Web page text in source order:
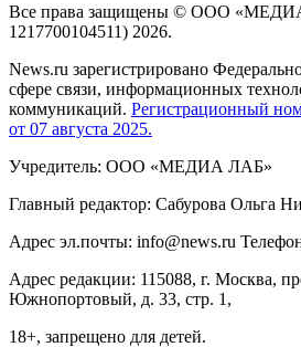
Все права защищены © ООО
1217700104511) 2026.
News.ru зарегистрировано
сфере связи, информационных
коммуникаций. Регистрационный
от 07 августа 2025.
Учредитель: ООО «МЕДИА ЛАБ»
Главный редактор: Сабурова Ольга
Адрес эл.почты: info@news.ru
Адрес редакции: 115088, г. Москва,
Южнопортовый, д. 33, стр. 1,
18+, запрещено для детей.